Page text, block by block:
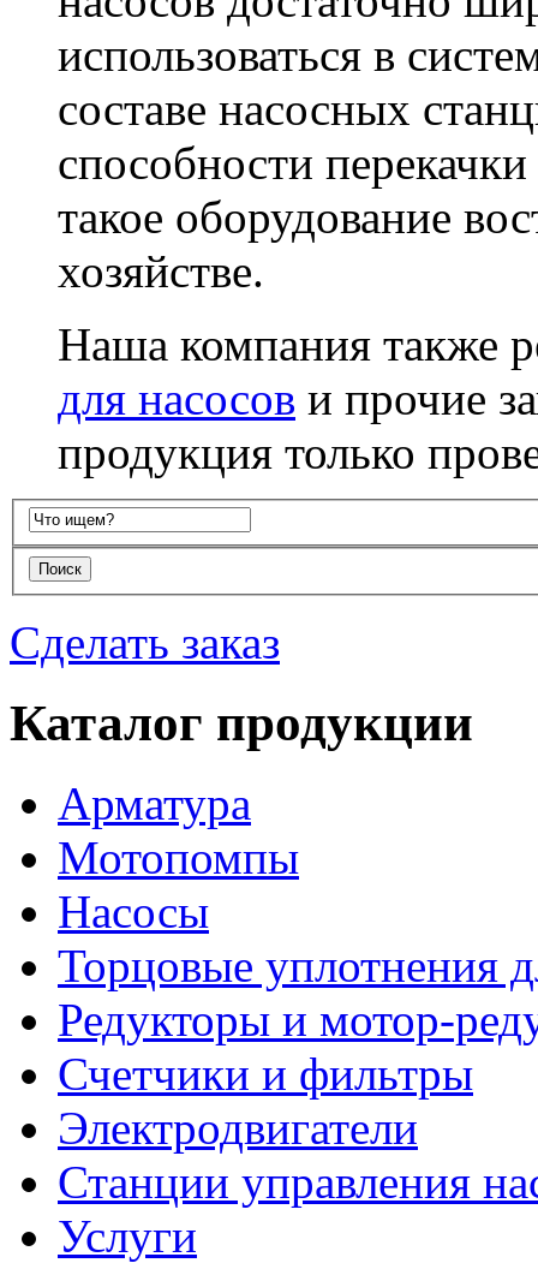
использоваться в
составе насосных
способности
такое оборудование
хозяйстве.
Наша компания также
для насосов и прочие
продукция только
Сделать заказ
Каталог продукции
Арматура
Мотопомпы
Насосы
Торцовые уплотнения
Редукторы и мотор-
Счетчики и фильтры
Электродвигатели
Станции управления
Услуги